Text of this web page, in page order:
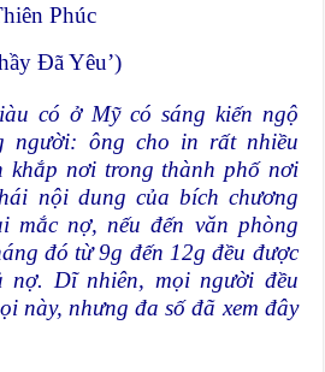
Phúc
Đã Yêu’)
có ở Mỹ có sáng kiến ngộ
người: ông cho in rất nhiều
khắp nơi trong thành phố nơi
nội dung của bích chương
mắc nợ, nếu đến văn phòng
đó từ 9g đến 12g đều được
nợ. Dĩ nhiên, mọi người đều
này, nhưng đa số đã xem đây